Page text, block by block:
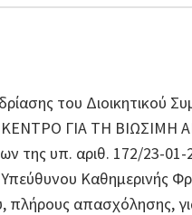
του Διοικητικού
ΚΕΝΤΡΟ ΓΙΑ ΤΗ ΒΙΩΣΙΜΗ
της υπ. αριθ. 172/23-
Καθημερινής
πλήρους απασχόλησης,